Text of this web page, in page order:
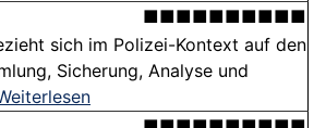
■■■■■■■■■■
sich im Polizei-Kontext auf den
Sicherung, Analyse und